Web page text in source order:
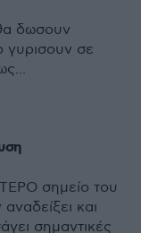
δωσουν
γυρισουν σε
σημείο του
και
σημαντικές